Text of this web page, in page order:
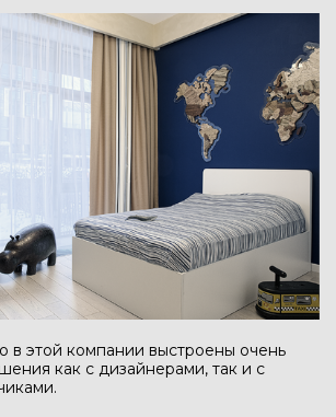
в этой компании выстроены очень
как с дизайнерами, так и с